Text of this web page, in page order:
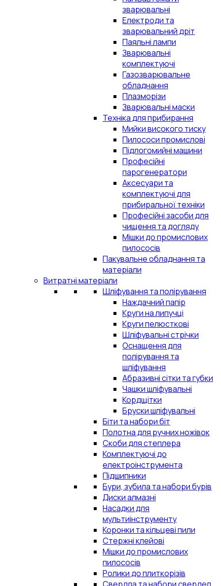
зварювальні
Електроди та
зварювальний дріт
Паяльні лампи
Зварювальні
комплектуючі
Газозварювальне
обладнання
Плазморізи
Зварювальні маски
Техніка для прибирання
Мийки високого тиску
Пилососи промислові
Підлогомийні машини
Професійні
парогенератори
Аксесуари та
комплектуючі для
прибиральної техніки
Професійні засоби для
чищення та догляду
Мішки до промислових
пилососів
Пакувальне обладнання та
матеріали
Витратні матеріали
Шліфування та полірування
Наждачний папір
Круги на липучці
Круги пелюсткові
Шліфувальні стрічки
Оснащення для
полірування та
шліфування
Абразивні сітки та губки
Чашки шліфувальні
Кордщітки
Бруски шліфувальні
Біти та набори біт
Полотна для ручних ножівок
Скоби для степлера
Комплектуючі до
електроінструмента
Підшипники
Бури, зубила та набори бурів
Диски алмазні
Насадки для
мультиінструменту
Коронки та кільцеві пили
Стержні клейові
Мішки до промислових
пилососів
Ролики до плиткорізів